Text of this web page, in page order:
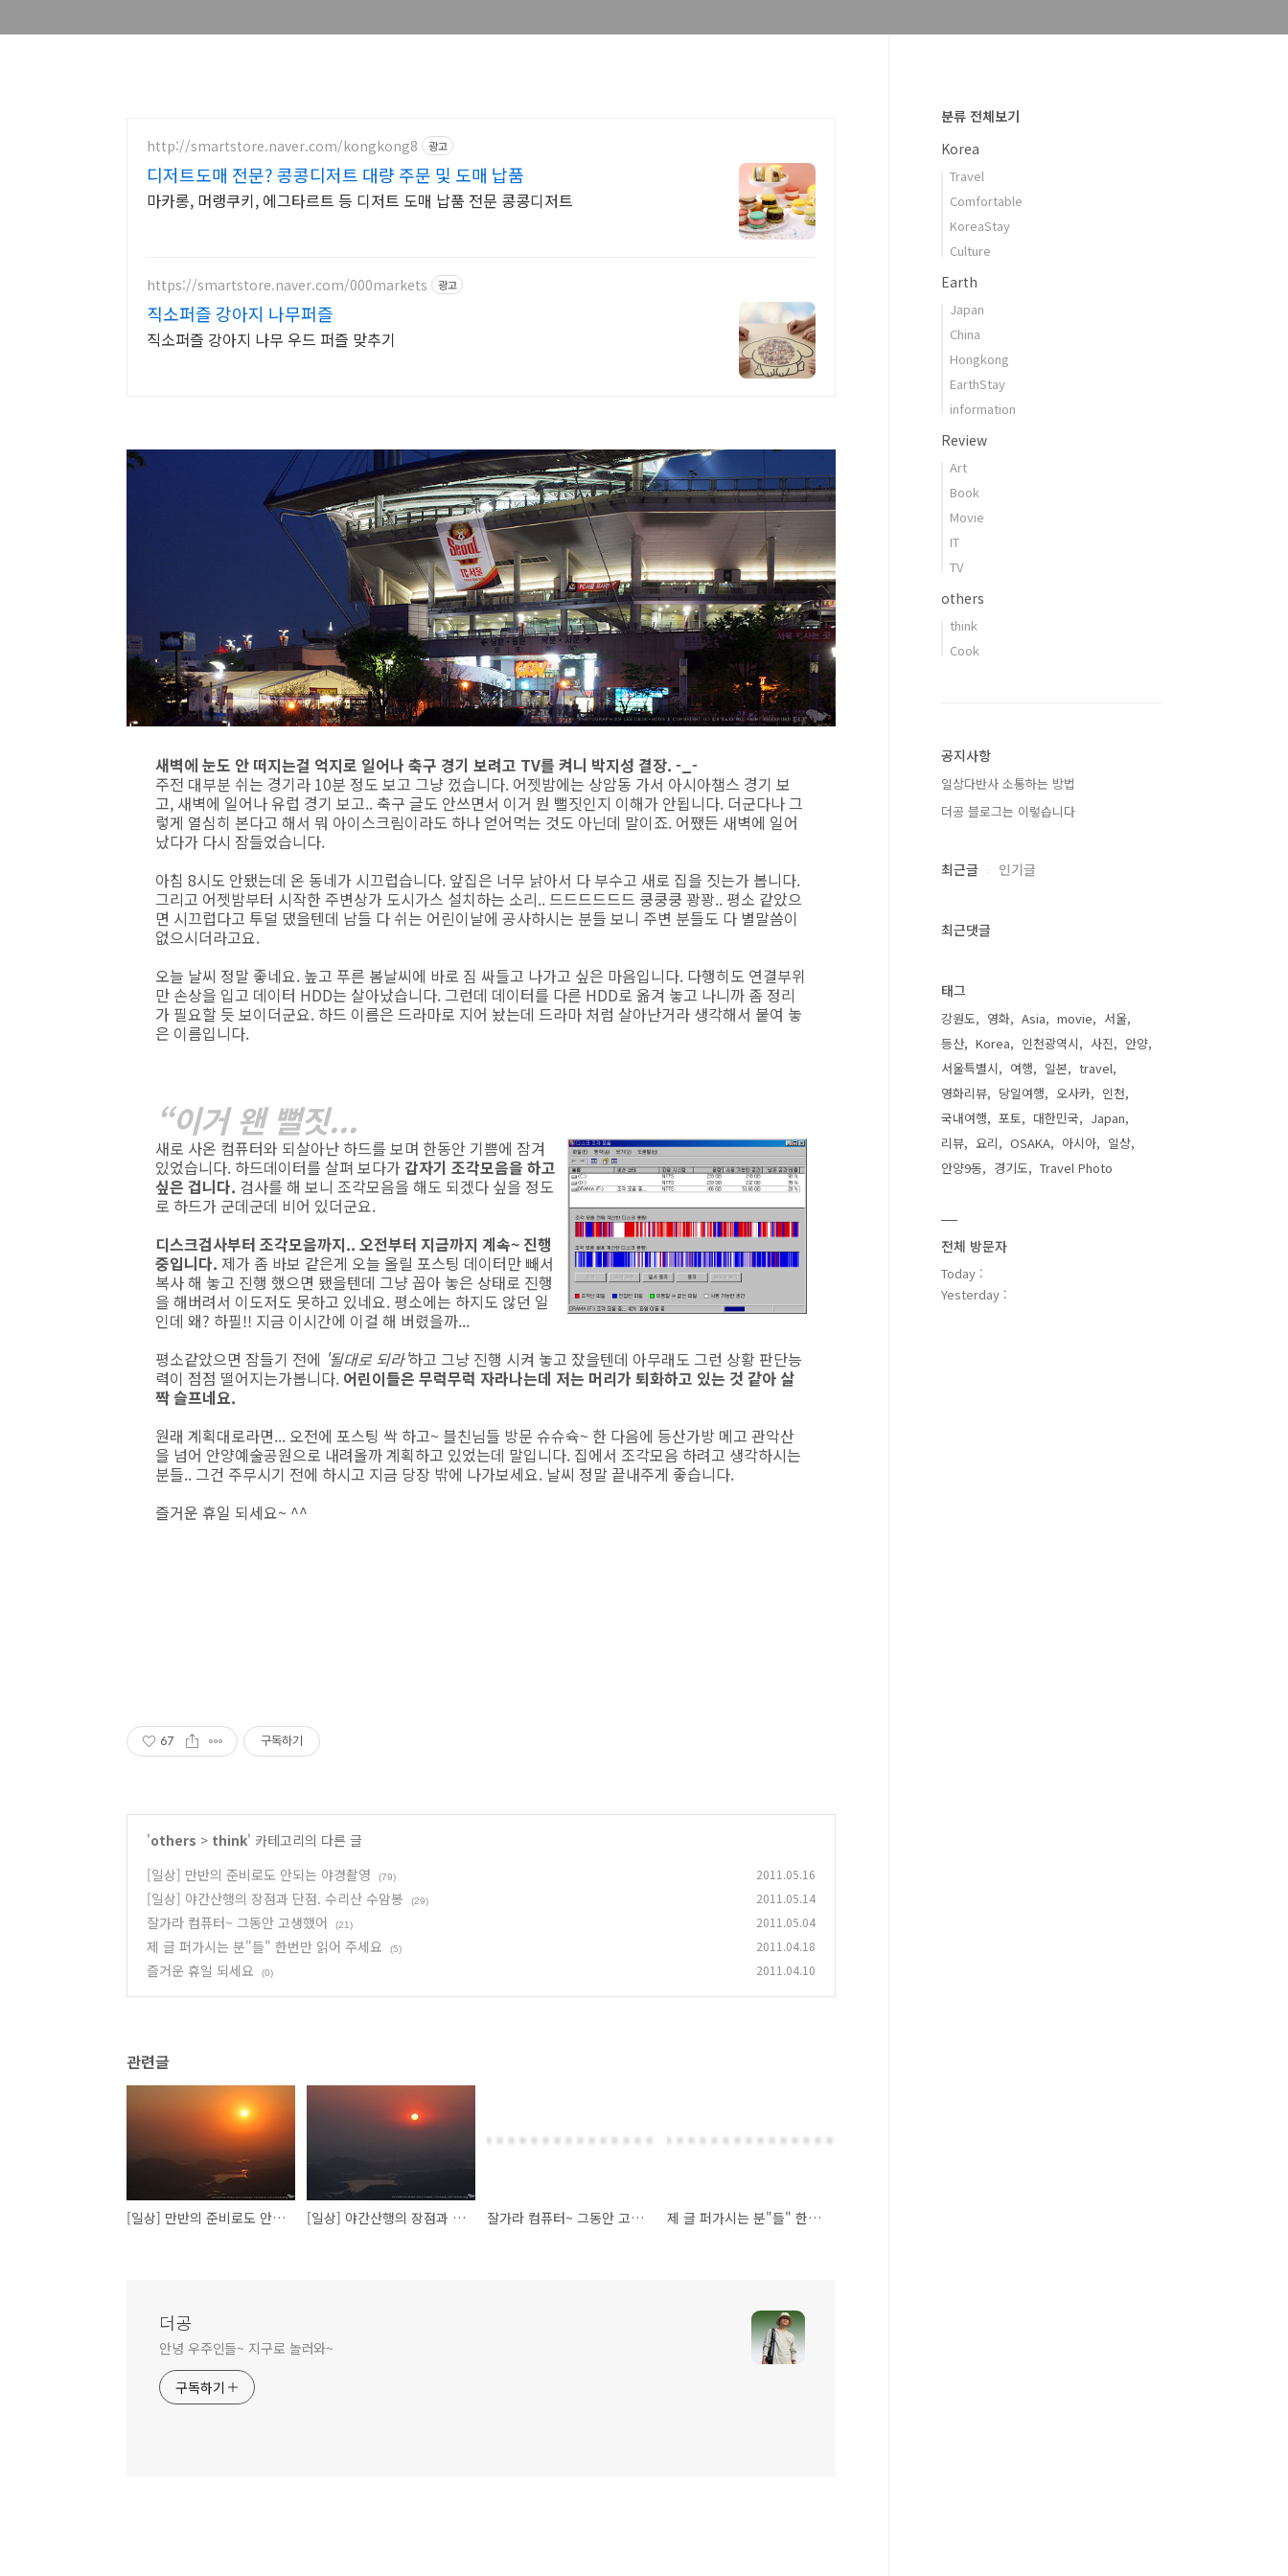
http://smartstore.naver.com/kongkong8 광고
디저트도매 전문? 콩콩디저트 대량 주문 및 도매 납품
마카롱, 머랭쿠키, 에그타르트 등 디저트 도매 납품 전문 콩콩디저트
https://smartstore.naver.com/000markets 광고
직소퍼즐 강아지 나무퍼즐
직소퍼즐 강아지 나무 우드 퍼즐 맞추기
새벽에 눈도 안 떠지는걸 억지로 일어나 축구 경기 보려고 TV를 켜니 박지성 결장. -_-
주전 대부분 쉬는 경기라 10분 정도 보고 그냥 껐습니다. 어젯밤에는 상암동 가서 아시아챔스 경기 보
고, 새벽에 일어나 유럽 경기 보고.. 축구 글도 안쓰면서 이거 뭔 뻘짓인지 이해가 안됩니다. 더군다나 그
렇게 열심히 본다고 해서 뭐 아이스크림이라도 하나 얻어먹는 것도 아닌데 말이죠. 어쨌든 새벽에 일어
났다가 다시 잠들었습니다.
아침 8시도 안됐는데 온 동네가 시끄럽습니다. 앞집은 너무 낡아서 다 부수고 새로 집을 짓는가 봅니다.
그리고 어젯밤부터 시작한 주변상가 도시가스 설치하는 소리.. 드드드드드드 쿵쿵쿵 꽝꽝.. 평소 같았으
면 시끄럽다고 투덜 댔을텐데 남들 다 쉬는 어린이날에 공사하시는 분들 보니 주변 분들도 다 별말씀이
없으시더라고요.
오늘 날씨 정말 좋네요. 높고 푸른 봄날씨에 바로 짐 싸들고 나가고 싶은 마음입니다. 다행히도 연결부위
만 손상을 입고 데이터 HDD는 살아났습니다. 그런데 데이터를 다른 HDD로 옮겨 놓고 나니까 좀 정리
가 필요할 듯 보이더군요. 하드 이름은 드라마로 지어 놨는데 드라마 처럼 살아난거라 생각해서 붙여 놓
은 이름입니다.
“이거 왠 뻘짓...
새로 사온 컴퓨터와 되살아난 하드를 보며 한동안 기쁨에 잠겨
있었습니다. 하드데이터를 살펴 보다가갑자기 조각모음을 하고
싶은 겁니다. 검사를 해 보니 조각모음을 해도 되겠다 싶을 정도
로 하드가 군데군데 비어 있더군요.
디스크검사부터 조각모음까지.. 오전부터 지금까지 계속~ 진행
중입니다. 제가 좀 바보 같은게 오늘 올릴 포스팅 데이터만 빼서
복사 해 놓고 진행 했으면 됐을텐데 그냥 꼽아 놓은 상태로 진행
을 해버려서 이도저도 못하고 있네요. 평소에는 하지도 않던 일
인데 왜? 하필!! 지금 이시간에 이걸 해 버렸을까...
평소같았으면 잠들기 전에 '될대로 되라'하고 그냥 진행 시켜 놓고 잤을텐데 아무래도 그런 상황 판단능
력이 점점 떨어지는가봅니다. 어린이들은 무럭무럭 자라나는데 저는 머리가 퇴화하고 있는 것 같아 살
짝 슬프네요.
원래 계획대로라면... 오전에 포스팅 싹 하고~ 블친님들 방문 슈슈슉~ 한 다음에 등산가방 메고 관악산
을 넘어 안양예술공원으로 내려올까 계획하고 있었는데 말입니다. 집에서 조각모음 하려고 생각하시는
분들.. 그건 주무시기 전에 하시고 지금 당장 밖에 나가보세요. 날씨 정말 끝내주게 좋습니다.
즐거운 휴일 되세요~ ^^
67 구독하기
'others > think' 카테고리의 다른 글
[일상] 만반의 준비로도 안되는 야경촬영
(79) 2011.05.16
[일상] 야간산행의 장점과 단점. 수리산 수암봉 (29) 2011.05.14
잘가라 컴퓨터~ 그동안 고생했어 (21) 2011.05.04
제 글 퍼가시는 분"들" 한번만 읽어 주세요 (5) 2011.04.18
즐거운 휴일 되세요 (0) 2011.04.10
관련글
[일상] 만반의 준비로도 안되는 야경촬영 [일상] 야간산행의 장점과 단점. 수리산 수암봉 잘가라 컴퓨터~ 그동안 고생했어 제 글 퍼가시는 분"들" 한번만 읽어 주세요
더공
안녕 우주인들~ 지구로 놀러와~
구독하기
분류 전체보기
Korea
Travel
Comfortable
KoreaStay
Culture
Earth
Japan
China
Hongkong
EarthStay
information
Review
Art
Book
Movie
IT
TV
others
think
Cook
공지사항
일상다반사 소통하는 방법
더공 블로그는 이렇습니다
최근글 인기글
최근댓글
태그
강원도 영화 Asia movie
서울
등산
Korea 인천광역시 사진
안양
서울특별시
여행 일본
travel
영화리뷰
당일여행 오사카
인천
국내여행
포토 대한민국
Japan
리뷰
요리 OSAKA 아시아
일상
안양9동
경기도 Travel Photo
전체 방문자
Today :
Yesterday :